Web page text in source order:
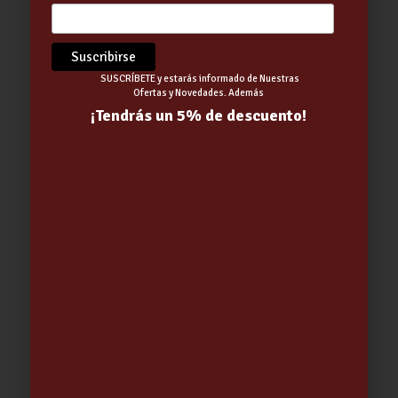
SUSCRÍBETE y estarás informado de Nuestras
Ofertas y Novedades. Además
¡Tendrás un 5% de descuento!